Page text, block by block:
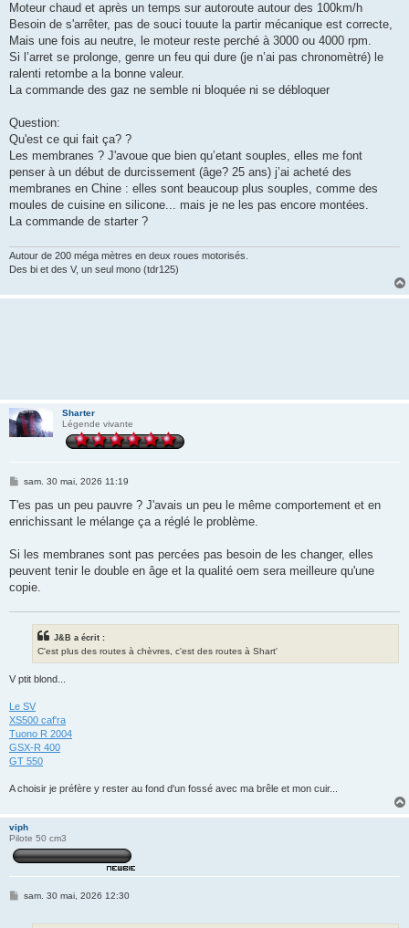
Moteur chaud et après un temps sur autoroute autour des 100km/h
Besoin de s'arrêter, pas de souci touute la partir mécanique est correcte,
Mais une fois au neutre, le moteur reste perché à 3000 ou 4000 rpm.
Si l’arret se prolonge, genre un feu qui dure (je n’ai pas chronomètré) le
ralenti retombe a la bonne valeur.
La commande des gaz ne semble ni bloquée ni se débloquer
Question:
Qu'est ce qui fait ça? ?
Les membranes ? J'avoue que bien qu’etant souples, elles me font
penser à un début de durcissement (âge? 25 ans) j’ai acheté des
membranes en Chine : elles sont beaucoup plus souples, comme des
moules de cuisine en silicone... mais je ne les pas encore montées.
La commande de starter ?
Autour de 200 méga mètres en deux roues motorisés.
Des bi et des V, un seul mono (tdr125)
Sharter
Légende vivante
M
s
a
sam. 30 mai, 2026 11:19
T'es pas un peu pauvre ? J'avais un peu le même comportement et en
enrichissant le mélange ça a réglé le problème.
Si les membranes sont pas percées pas besoin de les changer, elles
peuvent tenir le double en âge et la qualité oem sera meilleure qu'une
copie.
J&B a écrit :
C'est plus des routes à chèvres, c'est des routes à Shart'
V ptit blond...
Le SV
XS500 caf'ra
Tuono R 2004
GSX-R 400
GT 550
A choisir je préfère y rester au fond d'un fossé avec ma brêle et mon cuir...
viph
Pilote 50 cm3
Msam. 30 mai, 2026 12:30